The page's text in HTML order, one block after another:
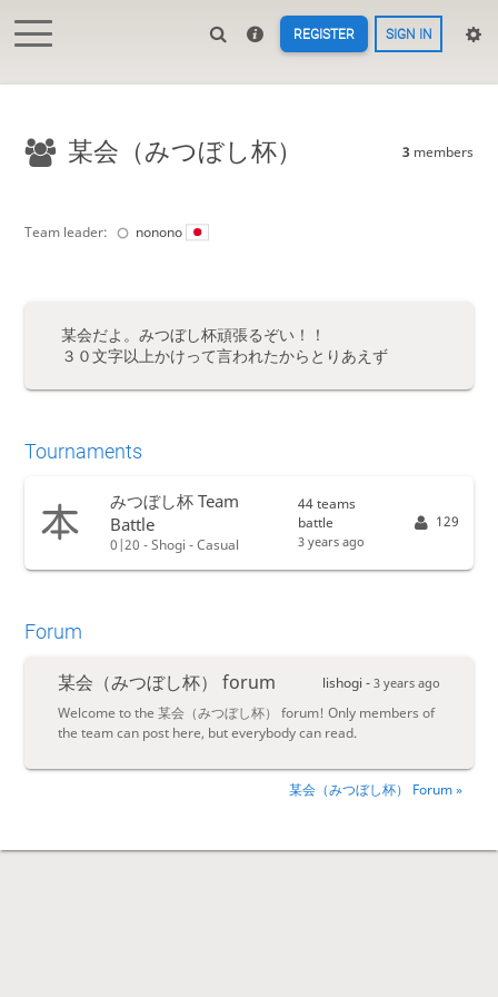
REGISTER SIGN IN
某会（みつぼし杯） 3 members
Team leader: nonono
某会だよ。みつぼし杯頑張るぞい！！
３０文字以上かけって言われたからとりあえず
Tournaments
みつぼし杯 Team
Battle
0|20 - Shogi - Casual
44 teams
battle
3 years ago
129
Forum
某会（みつぼし杯） forum lishogi - 3 years ago
Welcome to the 某会（みつぼし杯） forum! Only members of
the team can post here, but everybody can read.
某会（みつぼし杯） Forum »